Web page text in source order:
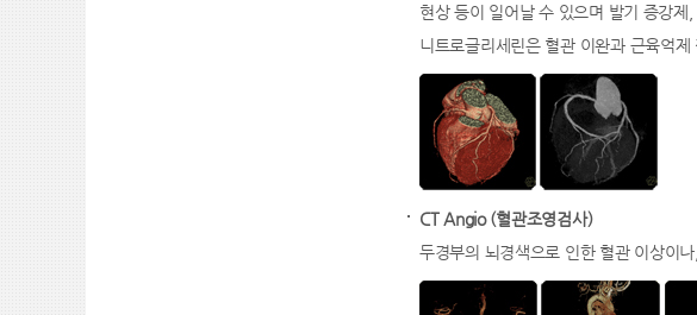
현상 등이 일어날 수 있으며 발기 증강
니트로글리세린은 혈관 이완과 근육억
CT Angio (혈관조영검사)
두경부의 뇌경색으로 인한 혈관 이상이